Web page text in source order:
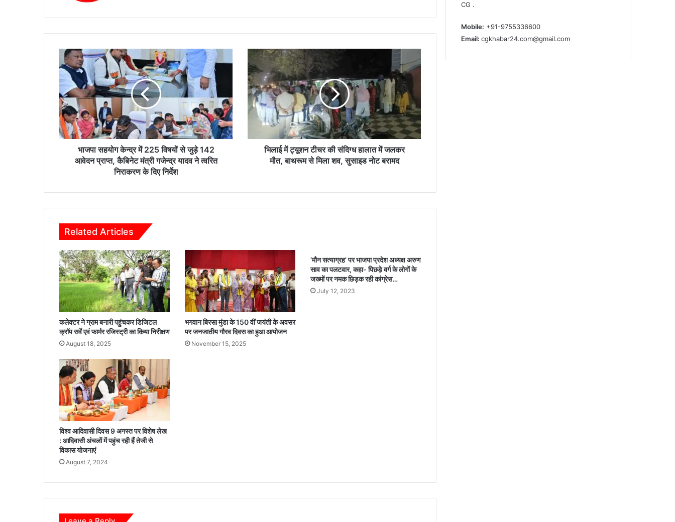
भा
ज
पा
स
ह
यो
ग
के
न्द्र
वि
से
1
4
2
आ
वे
द
प्रा
प्त
कै
बि
ने
ट
मं
त्री
ग
जे
न्द्र
या
ने
भाजपा सहयोग केन्द्र में 225 विषयों से जुड़े 142
आवेदन प्राप्त, कैबिनेट मंत्री गजेन्द्र यादव ने त्वरित
निराकरण के दिए निर्देश
ला
ई
में
ट्यू
श
न
च
ग्ध
ल
र
मौ
त
,
थ
रा
भिलाई में ट्यूशन टीचर की संदिग्ध हालात में जलकर
मौत, बाथरूम से मिला शव, सुसाइड नोट बरामद
Related Articles
कलेक्टर ने ग्राम बनारी पहुंचकर डिजिटल
क्रॉप सर्वे एवं फार्मर रजिस्ट्री का किया निरीक्षण
August 18, 2025
भगवान बिरसा मुंडा के 150 वीं जयंती के अवसर
पर जनजातीय गौरव दिवस का हुआ आयोजन
November 15, 2025
‘मौन सत्याग्रह’ पर भाजपा प्रदेश अध्यक्ष अरुण
साव का पलटवार, कहा- पिछड़े वर्ग के लोगों के
जख्मों पर नमक छिड़क रही कांग्रेस…
July 12, 2023
विश्व आदिवासी दिवस 9 अगस्त पर विशेष लेख
: आदिवासी अंचलों में पहुंच रही हैं तेजी से
विकास योजनाएं
August 7, 2024
CG .
Mobile: +91-9755336600
Email:cgkhabar24.com@gmail.com